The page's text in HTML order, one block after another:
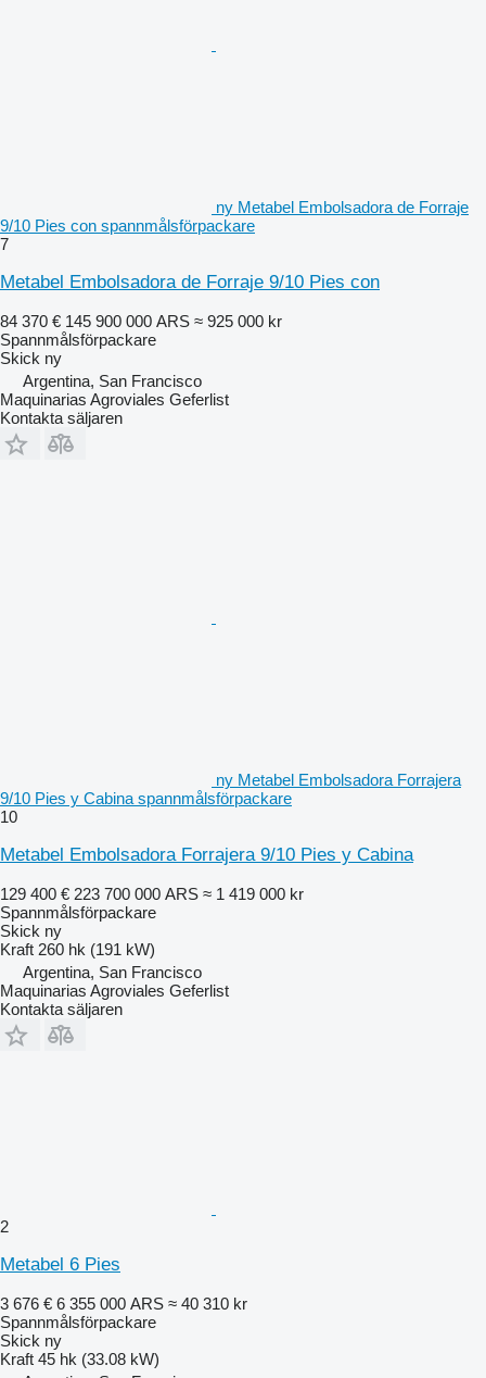
ny Metabel Embolsadora de Forraje
9/10 Pies con spannmålsförpackare
7
Metabel Embolsadora de Forraje 9/10 Pies con
84 370 € 145 900 000 ARS ≈ 925 000 kr
Spannmålsförpackare
Skick ny
Argentina, San Francisco
Maquinarias Agroviales Geferlist
Kontakta säljaren
ny Metabel Embolsadora Forrajera
9/10 Pies y Cabina spannmålsförpackare
10
Metabel Embolsadora Forrajera 9/10 Pies y Cabina
129 400 € 223 700 000 ARS ≈ 1 419 000 kr
Spannmålsförpackare
Skick ny
Kraft 260 hk (191 kW)
Argentina, San Francisco
Maquinarias Agroviales Geferlist
Kontakta säljaren
2
Metabel 6 Pies
3 676 € 6 355 000 ARS ≈ 40 310 kr
Spannmålsförpackare
Skick ny
Kraft 45 hk (33.08 kW)